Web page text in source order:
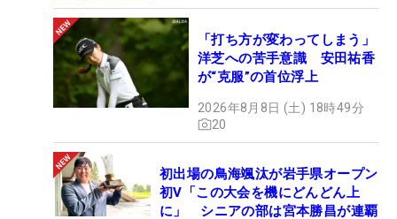
「打ち方が変わってしまう」
洋芝への苦手意識 安田祐香
が“克服”の首位浮上
2026年8月8日 (土) 18時49分
20
初出場の鳥海颯汰が岩手県オープン
初V「この大会を機にどんどん上
に」 シニアの部は宮本勝昌が連覇